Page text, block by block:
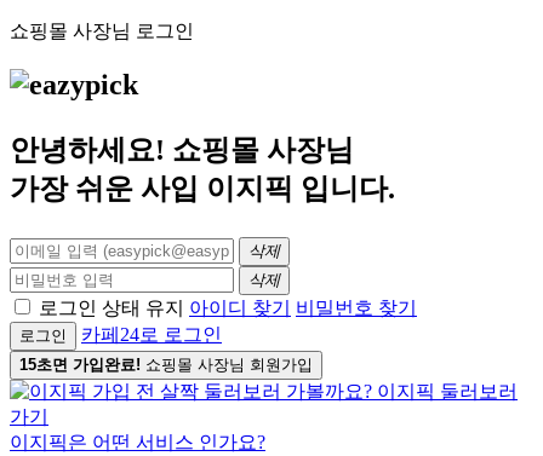
쇼핑몰 사장님 로그인
안녕하세요! 쇼핑몰 사장님
가장 쉬운 사입 이지픽 입니다.
삭제
삭제
로그인 상태 유지 아이디 찾기 비밀번호 찾기
로그인 카페24로 로그인
15초면 가입완료! 쇼핑몰 사장님 회원가입
이지픽은 어떤 서비스 인가요?